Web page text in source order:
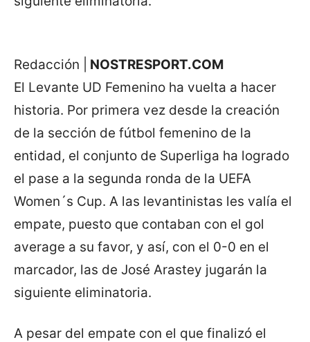
Redacción |
NOSTRESPORT.COM
El Levante UD Femenino ha vuelta a hacer
historia. Por primera vez desde la creación
de la sección de fútbol femenino de la
entidad, el conjunto de Superliga ha logrado
el pase a la segunda ronda de la UEFA
Women´s Cup. A las levantinistas les valía el
empate, puesto que contaban con el gol
average a su favor, y así, con el 0-0 en el
marcador, las de José Arastey jugarán la
siguiente eliminatoria.
A pesar del empate con el que finalizó el